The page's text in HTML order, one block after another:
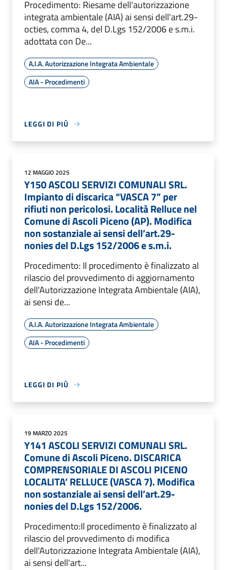
Procedimento: Riesame dell'autorizzazione
integrata ambientale (AIA) ai sensi dell'art.29-
octies, comma 4, del D.Lgs 152/2006 e s.m.i.
adottata con De...
A.I.A. Autorizzazione Integrata Ambientale
AIA - Procedimenti
LEGGI DI PIÙ
12 MAGGIO 2025
Y150 ASCOLI SERVIZI COMUNALI SRL.
Impianto di discarica “VASCA 7” per
rifiuti non pericolosi. Località Relluce nel
Comune di Ascoli Piceno (AP). Modifica
non sostanziale ai sensi dell’art.29-
nonies del D.Lgs 152/2006 e s.m.i.
Procedimento: Il procedimento è finalizzato al
rilascio del provvedimento di aggiornamento
dell'Autorizzazione Integrata Ambientale (AIA),
ai sensi de...
A.I.A. Autorizzazione Integrata Ambientale
AIA - Procedimenti
LEGGI DI PIÙ
19 MARZO 2025
Y141 ASCOLI SERVIZI COMUNALI SRL.
Comune di Ascoli Piceno. DISCARICA
COMPRENSORIALE DI ASCOLI PICENO
LOCALITA’ RELLUCE (VASCA 7). Modifica
non sostanziale ai sensi dell’art.29-
nonies del D.Lgs 152/2006.
Procedimento:Il procedimento è finalizzato al
rilascio del provvedimento di modifica
dell'Autorizzazione Integrata Ambientale (AIA),
ai sensi dell'art...